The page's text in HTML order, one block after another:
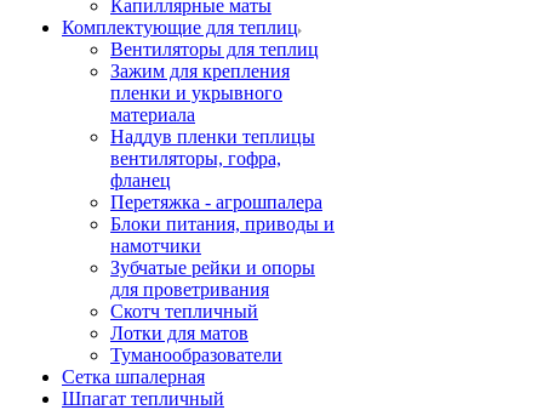
Капиллярные маты
Комплектующие для теплиц
Вентиляторы для теплиц
Зажим для крепления
пленки и укрывного
материала
Наддув пленки теплицы
вентиляторы, гофра,
фланец
Перетяжка - агрошпалера
Блоки питания, приводы и
намотчики
Зубчатые рейки и опоры
для проветривания
Скотч тепличный
Лотки для матов
Туманообразователи
Сетка шпалерная
Шпагат тепличный